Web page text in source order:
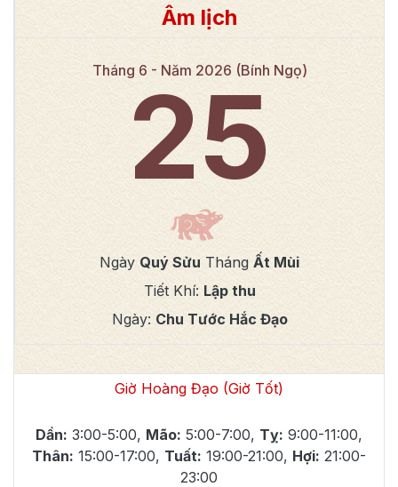
Âm lịch
Tháng 6 - Năm 2026 (Bính Ngọ)
25
Ngày Quý Sửu Tháng Ất Mùi
Tiết Khí: Lập thu
Ngày: Chu Tước Hắc Đạo
Giờ Hoàng Đạo (Giờ Tốt)
Dần: 3:00-5:00, Mão: 5:00-7:00, Tỵ: 9:00-11:00,
Thân: 15:00-17:00, Tuất: 19:00-21:00, Hợi: 21:00-
23:00